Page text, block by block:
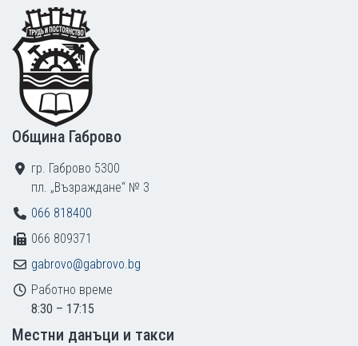
Footer
Община Габрово
гр. Габрово 5300
пл. „Възраждане“ № 3
066 818400
066 809371
gabrovo@gabrovo.bg
Работно време
8:30 – 17:15
Местни данъци и такси